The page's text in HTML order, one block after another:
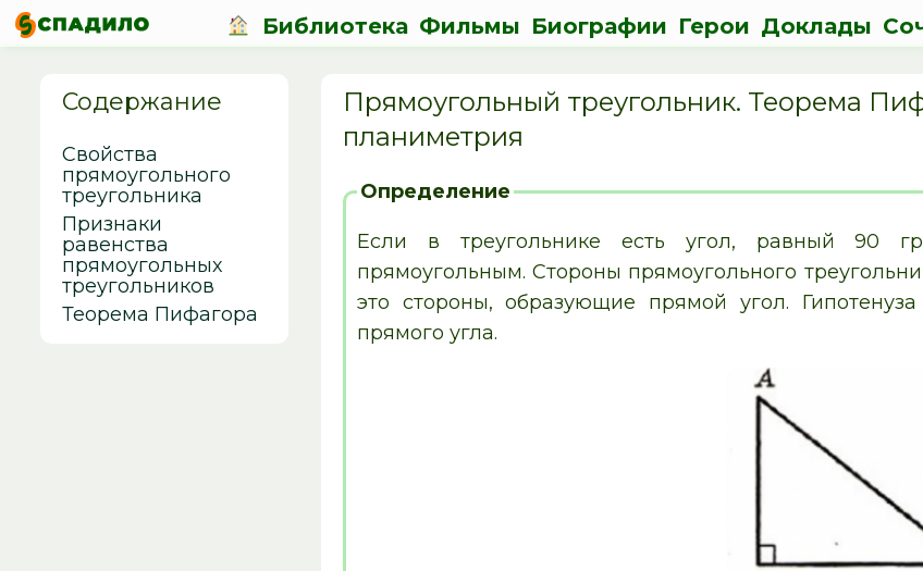
Библиотека Фильмы Биографии Герои Доклады
Прямоугольный треугольник. Теорема
планиметрия
Определение
Если в треугольнике есть угол, равный 90
прямоугольным. Стороны прямоугольного
это стороны, образующие прямой угол.
прямого угла.
Содержание
Свойства
прямоугольного
треугольника
Признаки
равенства
прямоугольных
треугольников
Теорема Пифагора